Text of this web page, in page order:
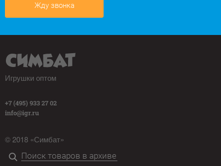
Жду звонка
Игрушки оптом
+7 (495) 933 27 02
info@igr.ru
© 2018 «Симбат»